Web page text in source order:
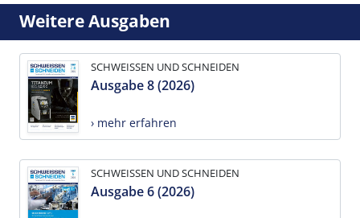
Weitere Ausgaben
SCHWEISSEN UND SCHNEIDEN
Ausgabe 8 (2026)
› mehr erfahren
SCHWEISSEN UND SCHNEIDEN
Ausgabe 6 (2026)